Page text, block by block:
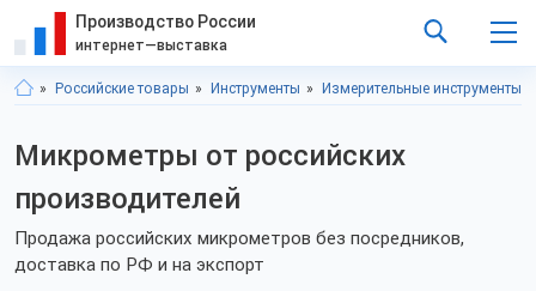
Производство России
интернет—выставка
Российские товары Инструменты Измерительные инструменты
Микрометры от российских
производителей
Продажа российских микрометров без посредников,
доставка по РФ и на экспорт